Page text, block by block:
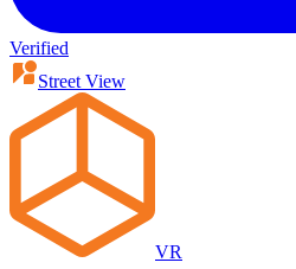
Verified
Street View
VR